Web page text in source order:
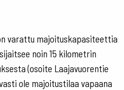
varattu majoituskapasiteettia
noin 15 kilometrin
(osoite Laajavuorentie
ole majoitustilaa vapaana